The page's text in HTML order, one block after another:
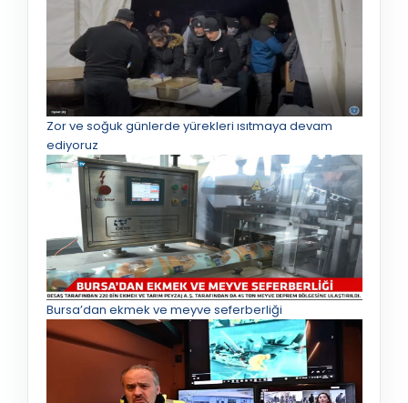
Zor ve soğuk günlerde yürekleri ısıtmaya devam
ediyoruz
Bursa’dan ekmek ve meyve seferberliği